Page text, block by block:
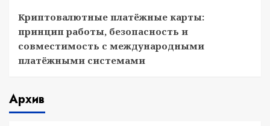
Криптовалютные платёжные карты:
принцип работы, безопасность и
совместимость с международными
платёжными системами
Архив